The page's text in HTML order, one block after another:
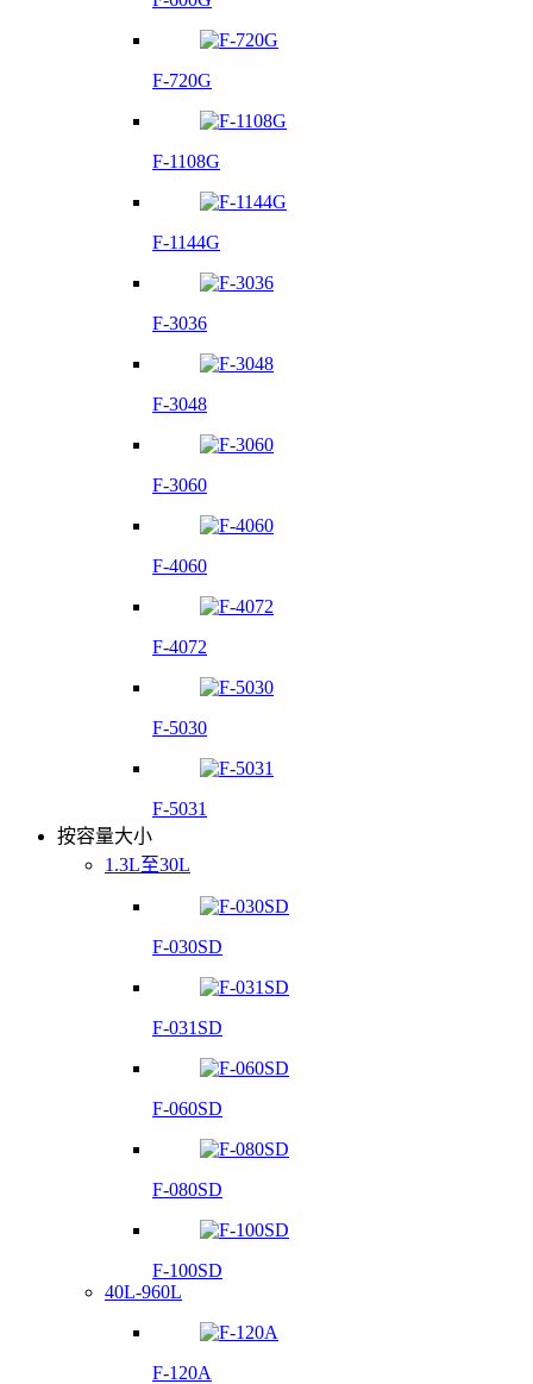
F-720G
F-1108G
F-1144G
F-3036
F-3048
F-3060
F-4060
F-4072
F-5030
F-5031
按容量大小
1.3L至30L
F-030SD
F-031SD
F-060SD
F-080SD
F-100SD
40L-960L
F-120A